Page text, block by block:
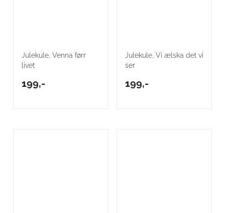
Julekule, Venna førr
livet
199,-
Julekule, Vi ælska det vi
ser
199,-